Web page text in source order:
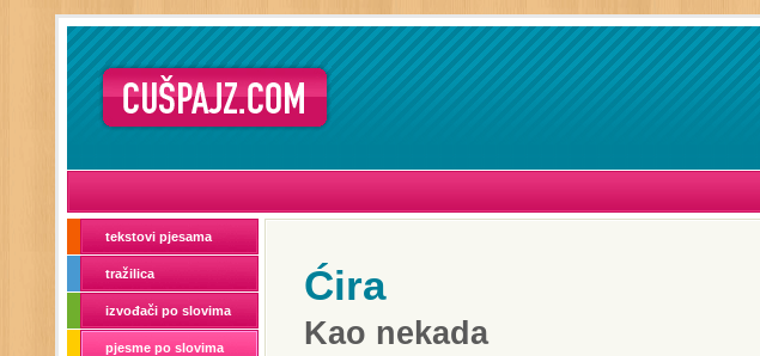
tekstovi pjesama
tražilica
izvođači po slovima
pjesme po slovima
Ćira
Kao nekada